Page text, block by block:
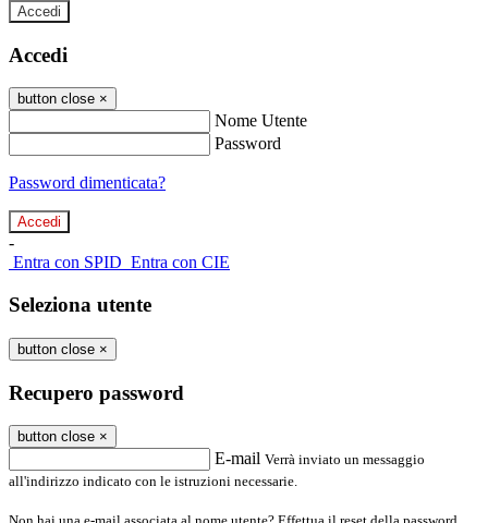
Accedi
Accedi
button close ×
Nome Utente
Password
Password dimenticata?
-
Entra con SPID Entra con CIE
Seleziona utente
button close ×
Recupero password
button close ×
E-mail Verrà inviato un messaggio
all'indirizzo indicato con le istruzioni necessarie.